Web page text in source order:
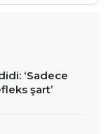
‘Sadece
şart’